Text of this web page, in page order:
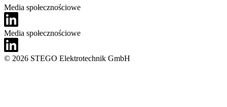
Media społecznościowe
Media społecznościowe
© 2026 STEGO Elektrotechnik GmbH